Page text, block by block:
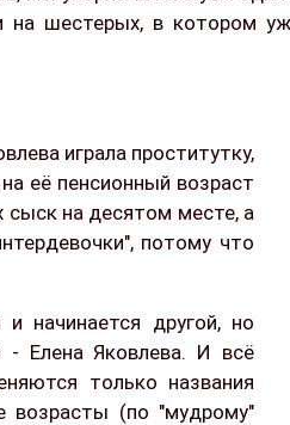
на шестерых, в котором
играла проститутку,
её пенсионный возраст
сыск на десятом месте, а
потому что
начинается другой, но
- Елена Яковлева. И всё
только названия
возрасты (по "мудрому"